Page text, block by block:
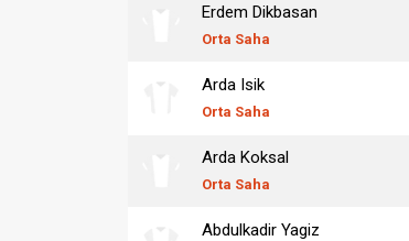
Erdem Dikbasan
Orta Saha
Arda Isik
Orta Saha
Arda Koksal
Orta Saha
Abdulkadir Yagiz